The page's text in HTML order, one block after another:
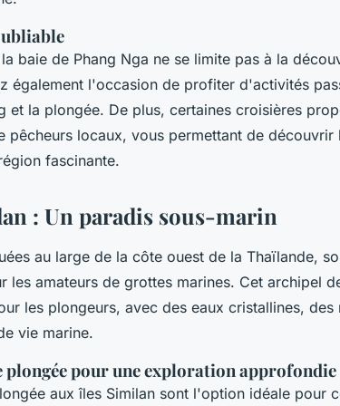
baie de Phang Nga ne se limite pas à la
également l'occasion de profiter d'activités
et la plongée. De plus, certaines croisières
pêcheurs locaux, vous permettant de découvrir
fascinante.
: Un paradis sous-marin
au large de la côte ouest de la Thaïlande,
les amateurs de grottes marines. Cet archipel
les plongeurs, avec des eaux cristallines,
vie marine.
plongée pour une exploration approfondie
aux îles Similan sont l'option idéale pour